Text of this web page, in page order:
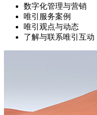
数字化管理与营销
唯引服务案例
唯引观点与动态
了解与联系唯引互动